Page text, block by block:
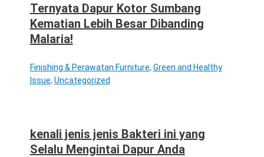
Ternyata Dapur Kotor Sumbang
Kematian Lebih Besar Dibanding
Malaria!
Finishing & Perawatan Furniture, Green and Healthy
Issue, Uncategorized
kenali jenis jenis Bakteri ini yang
Selalu Mengintai Dapur Anda